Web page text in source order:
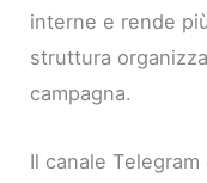
interne e rende
struttura
campagna.
Il canale